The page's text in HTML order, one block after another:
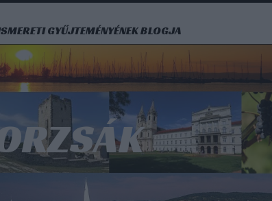
GYŰJTEMÉNYÉNEK BLOGJA